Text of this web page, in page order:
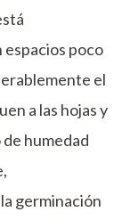
poco
el
a las hojas y
de humedad
germinación